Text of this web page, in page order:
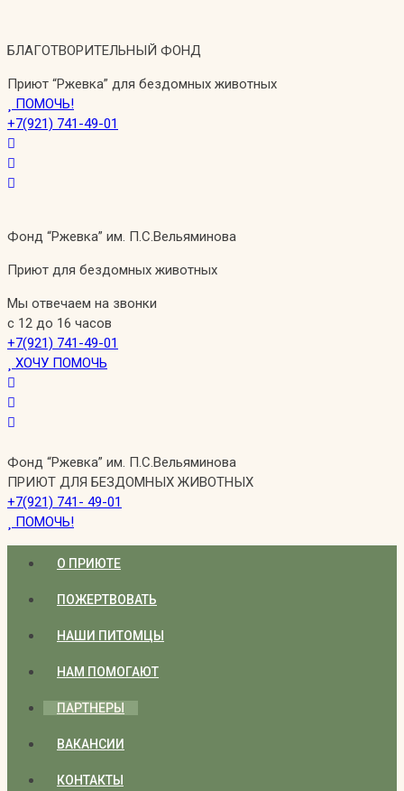
содержимому
БЛАГОТВОРИТЕЛЬНЫЙ ФОНД
Приют “Ржевка” для бездомных животных
ПОМОЧЬ!
+7(921) 741-49-01
Фонд “Ржевка” им. П.С.Вельяминова
Приют для бездомных животных
Мы отвечаем на звонки
с 12 до 16 часов
+7(921) 741-49-01
ХОЧУ ПОМОЧЬ
Фонд “Ржевка” им. П.С.Вельяминова
ПРИЮТ ДЛЯ БЕЗДОМНЫХ ЖИВОТНЫХ
+7(921) 741- 49-01
ПОМОЧЬ!
О ПРИЮТЕ
ПОЖЕРТВОВАТЬ
НАШИ ПИТОМЦЫ
НАМ ПОМОГАЮТ
ПАРТНЕРЫ
ВАКАНСИИ
КОНТАКТЫ